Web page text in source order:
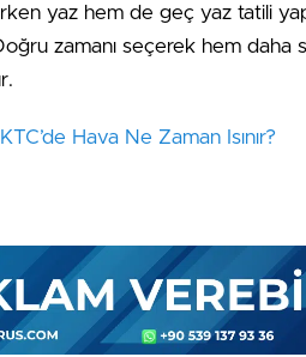
yaz hem de geç yaz tatili
zamanı seçerek hem daha
Hava Ne Zaman Isınır?